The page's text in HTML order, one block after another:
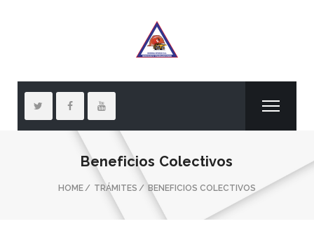
Beneficios Colectivos
HOME TRÁMITES BENEFICIOS COLECTIVOS